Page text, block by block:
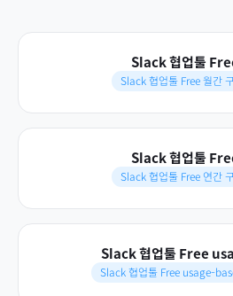
Slack 협업툴
Slack 협업툴 Free 월간
Slack 협업툴
Slack 협업툴 Free 연간
Slack 협업툴 Free
Slack 협업툴 Free usage-